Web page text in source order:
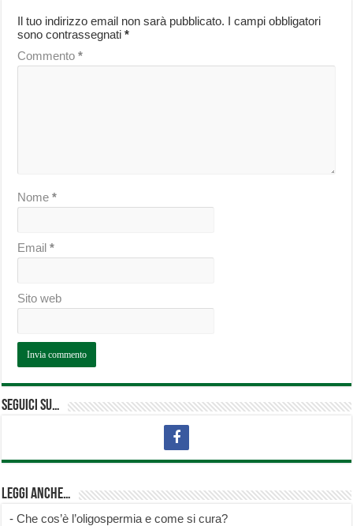
Il tuo indirizzo email non sarà pubblicato. I campi obbligatori
sono contrassegnati*
Commento*
Nome*
Email*
Sito web
Seguici su…
Leggi anche…
-Che cos’è l’oligospermia e come si cura?